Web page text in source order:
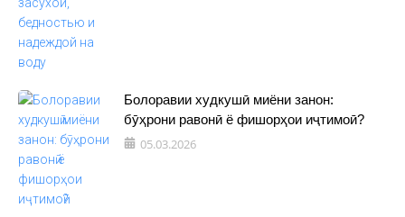
Болоравии худкушӣ миёни занон:
бӯҳрони равонӣ ё фишорҳои иҷтимоӣ?
05.03.2026